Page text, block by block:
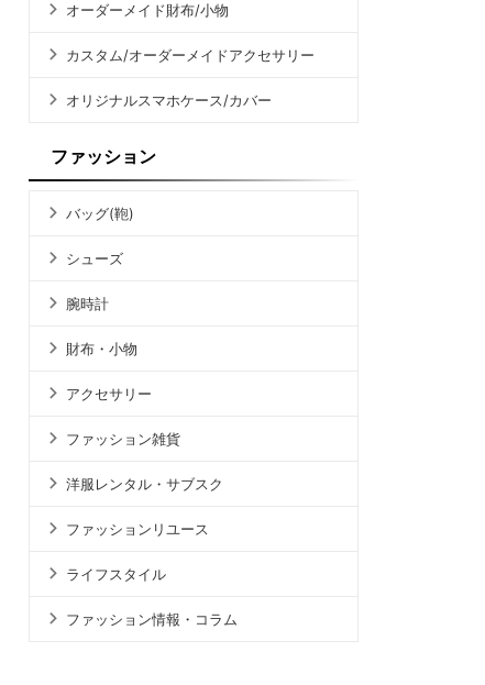
オーダーメイド財布/小物
カスタム/オーダーメイドアクセサリー
オリジナルスマホケース/カバー
ファッション
バッグ(鞄)
シューズ
腕時計
財布・小物
アクセサリー
ファッション雑貨
洋服レンタル・サブスク
ファッションリユース
ライフスタイル
ファッション情報・コラム